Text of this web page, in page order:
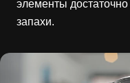
элементы
запахи.